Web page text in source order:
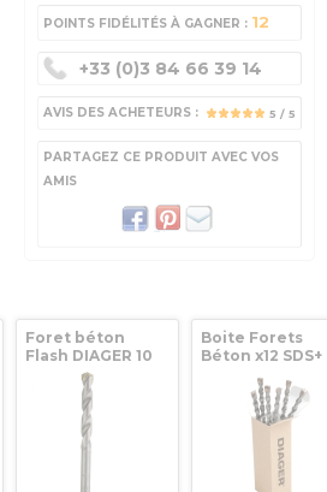
POINTS FIDÉLITÉS À GAGNER : 12
+33 (0)3 84 66 39 14
AVIS DES ACHETEURS : 5 / 5
PARTAGEZ CE PRODUIT AVEC VOS
AMIS
Foret béton
Flash DIAGER 10
mm (spécial
perceuse
électroportative)
Boite Forets
Béton x12 SDS+
Twister+ Ø 10 Lg
160 x 100 DIAGER